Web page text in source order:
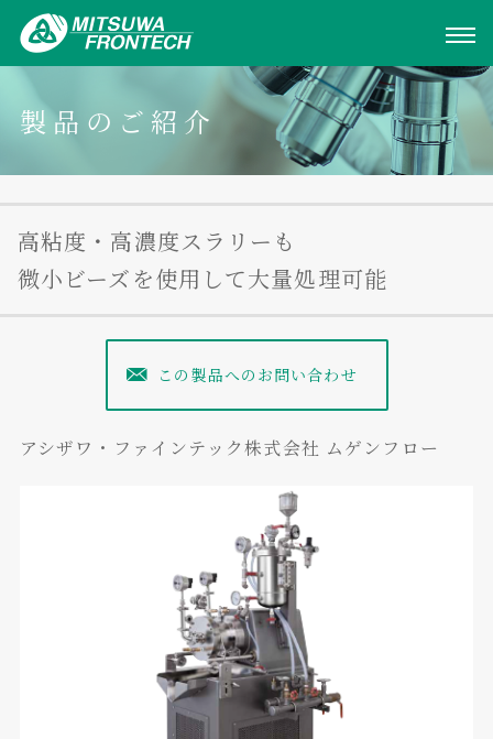
製品のご紹介
高粘度・高濃度スラリーも
微小ビーズを使用して大量処理可能
この製品へのお問い合わせ
アシザワ・ファインテック株式会社 ムゲンフロー